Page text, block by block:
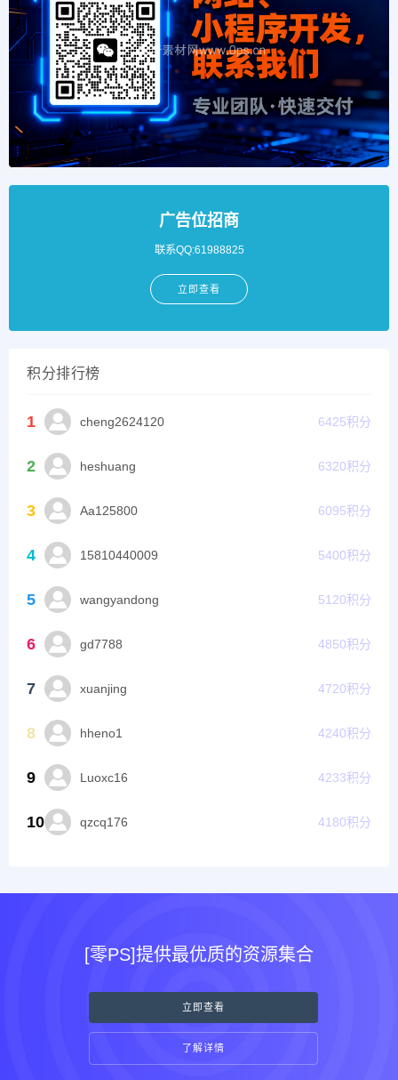
广告位招商
联系QQ:61988825
立即查看
积分排行榜
1 cheng2624120 6425积分
2 heshuang 6320积分
3 Aa125800 6095积分
4 15810440009 5400积分
5 wangyandong 5120积分
6 gd7788 4850积分
7 xuanjing 4720积分
8 hheno1 4240积分
9 Luoxc16 4233积分
10 qzcq176 4180积分
[零PS]提供最优质的资源集合
立即查看
了解详情